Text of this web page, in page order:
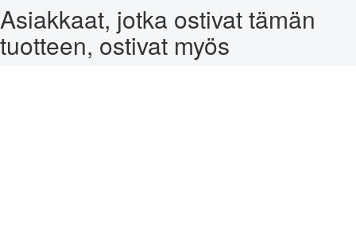
Asiakkaat, jotka ostivat tämän
tuotteen, ostivat myös